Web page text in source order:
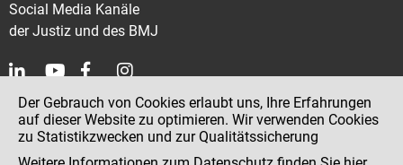
Social Media Kanäle
der Justiz und des BMJ
Kontakt
Impressum
Der Gebrauch von Cookies erlaubt uns, Ihre Erfahrungen
auf dieser Website zu optimieren. Wir verwenden Cookies
zu Statistikzwecken und zur Qualitätssicherung